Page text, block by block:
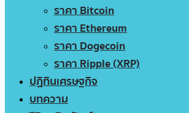
ราคา Bitcoin
ราคา Ethereum
ราคา Dogecoin
ราคา Ripple (XRP)
ปฏิทินเศรษฐกิจ
บทความ